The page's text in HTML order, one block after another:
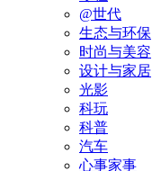
@世代
生态与环保
时尚与美容
设计与家居
光影
科玩
科普
汽车
心事家事